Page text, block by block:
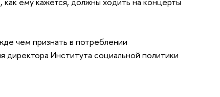
чем признать в потреблении
директора Института социальной политики